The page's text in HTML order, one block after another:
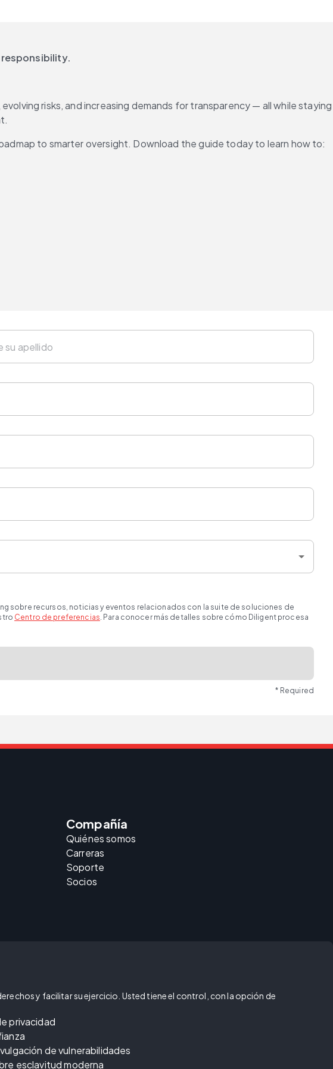
risks, and increasing demands for transparency — all while staying
to smarter oversight. Download the guide today to learn how to:
sobre recursos, noticias y eventos relacionados con la suite de soluciones de
Centro de preferencias. Para conocer más detalles sobre cómo Diligent procesa
* Required
Compañía
Quiénes somos
Carreras
Soporte
Socios
y facilitar su ejercicio. Usted tiene el control, con la opción de
privacidad
de vulnerabilidades
esclavitud moderna